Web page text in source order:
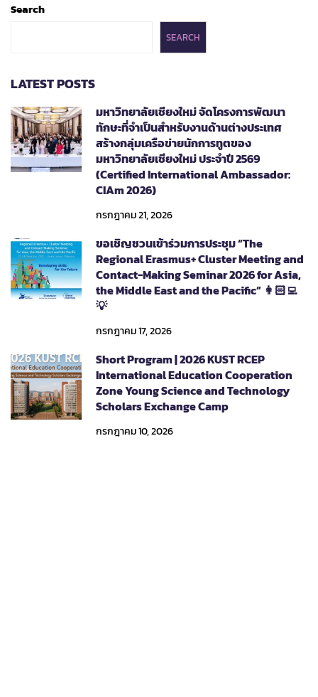
Search
SEARCH
LATEST POSTS
มหาวิทยาลัยเชียงใหม่ จัดโครงการพัฒนา
ทักษะที่จำเป็นสำหรับงานด้านต่างประเทศ
สร้างกลุ่มเครือข่ายนักการทูตของ
มหาวิทยาลัยเชียงใหม่ ประจำปี 2569
(Certified International Ambassador:
CIAm 2026)
กรกฎาคม 21, 2026
ขอเชิญชวนเข้าร่วมการประชุม “The
Regional Erasmus+ Cluster Meeting and
Contact-Making Seminar 2026 for Asia,
the Middle East and the Pacific” 👩🏻‍💻
💡
กรกฎาคม 17, 2026
Short Program | 2026 KUST RCEP
International Education Cooperation
Zone Young Science and Technology
Scholars Exchange Camp
กรกฎาคม 10, 2026